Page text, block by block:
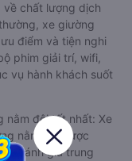
về chất lượng dịch
xe giường
điểm và tiện nghi
phim giải trí, wifi,
vụ hành khách suốt
nằm đôi tốt nhất: Xe
nằm đôi được
đánh giá trung